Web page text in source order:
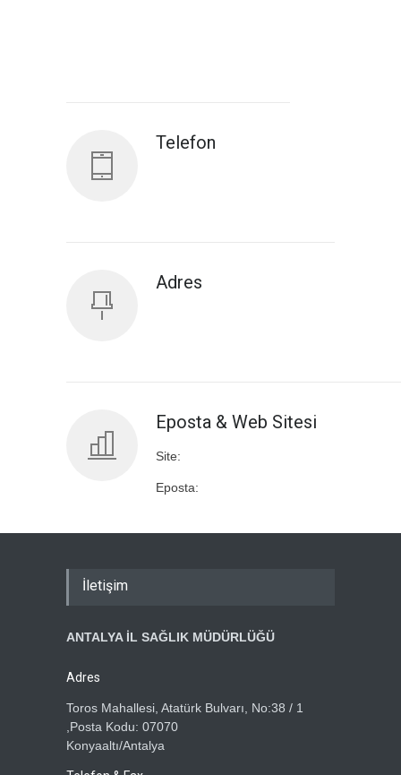
Telefon
Adres
Eposta & Web Sitesi
Site:
Eposta:
İletişim
ANTALYA İL SAĞLIK MÜDÜRLÜĞÜ
Adres
Toros Mahallesi, Atatürk Bulvarı, No:38 / 1
,Posta Kodu: 07070
Konyaaltı/Antalya